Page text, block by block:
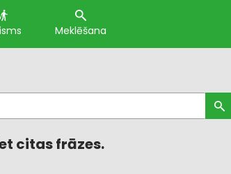
Meklēšana
citas frāzes.